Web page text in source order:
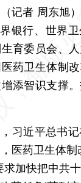
记者 周东旭）
银行、世界
育委员会、
药卫生体制
添智识支撑
近平总书记
医药卫生体制
求加快把中共